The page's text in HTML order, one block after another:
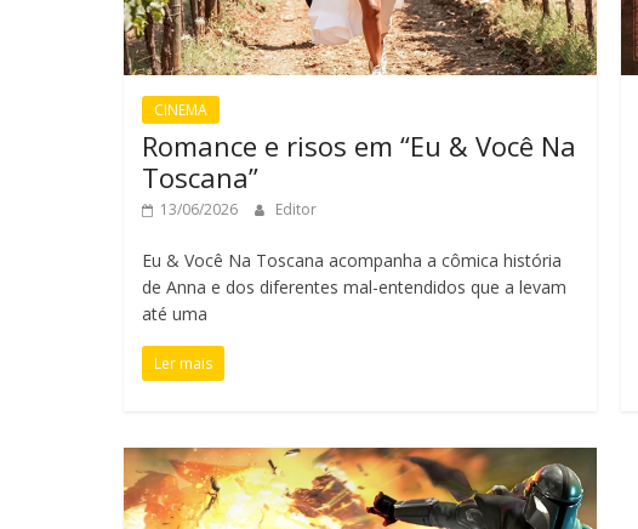
CINEMA
Romance e risos em “Eu & Você Na
Toscana”
13/06/2026 Editor
Eu & Você Na Toscana acompanha a cômica história
de Anna e dos diferentes mal-entendidos que a levam
até uma
Ler mais